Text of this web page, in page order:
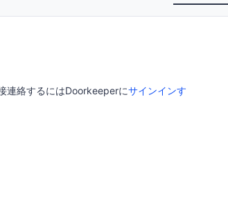
連絡するにはDoorkeeperにサインインす